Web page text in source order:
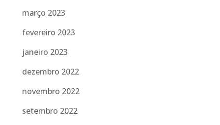
março 2023
fevereiro 2023
janeiro 2023
dezembro 2022
novembro 2022
setembro 2022